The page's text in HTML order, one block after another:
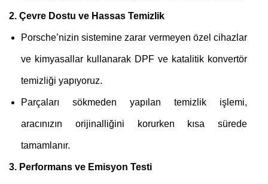
2. Çevre Dostu ve Hassas Temizlik
Porsche’nizin sistemine zarar vermeyen özel cihazlar
ve kimyasallar kullanarak DPF ve katalitik konvertör
temizliği yapıyoruz.
Parçaları sökmeden yapılan temizlik işlemi,
aracınızın orijinalliğini korurken kısa sürede
tamamlanır.
3. Performans ve Emisyon Testi